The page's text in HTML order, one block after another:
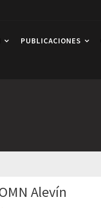
PUBLICACIONES
Alevín